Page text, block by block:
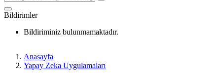
Bildirimler
Bildiriminiz bulunmamaktadır.
Anasayfa
Yapay Zeka Uygulamaları